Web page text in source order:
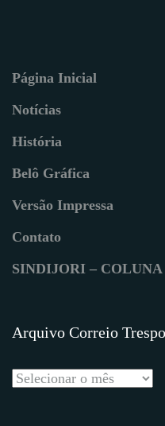
Página Inicial
Notícias
História
Belô Gráfica
Versão Impressa
Contato
SINDIJORI –
Arquivo Correio